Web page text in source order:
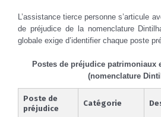
L’assistance tierce personne s’articule
de préjudice de la nomenclature
globale exige d’identifier chaque poste
Postes de préjudice patrimoniaux
(nomenclature
Poste de
préjudice
Catégorie